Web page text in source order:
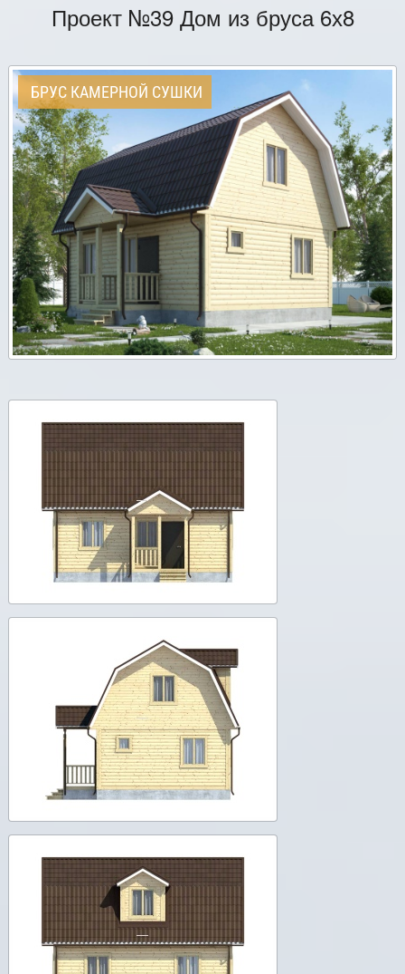
Проект №39 Дом из бруса 6х8
БРУС КАМЕРНОЙ СУШКИ